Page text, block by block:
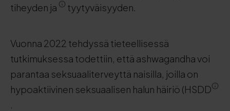
tiheyden ja
tyytyväisyyden.
Vuonna 2022 tehdyssä tieteellisessä
tutkimuksessa todettiin, että ashwagandha voi
parantaa seksuaaliterveyttä naisilla, joilla on
hypoaktiivinen seksuaalisen halun häiriö (HSDD
.